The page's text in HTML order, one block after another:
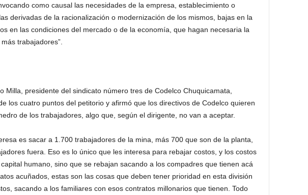
como causal las necesidades de la empresa, establecimiento o
derivadas de la racionalización o modernización de los mismos, bajas en la
en las condiciones del mercado o de la economía, que hagan necesaria la
trabajadores”.
Milla, presidente del sindicato número tres de Codelco Chuquicamata,
los cuatro puntos del petitorio y afirmó que los directivos de Codelco quieren
de los trabajadores, algo que, según el dirigente, no van a aceptar.
es sacar a 1.700 trabajadores de la mina, más 700 que son de la planta,
fuera. Eso es lo único que les interesa para rebajar costos, y los costos
humano, sino que se rebajan sacando a los compadres que tienen acá
acuñados, estas son las cosas que deben tener prioridad en esta división
sacando a los familiares con esos contratos millonarios que tienen. Todo